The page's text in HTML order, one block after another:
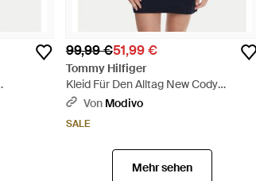
99,99 €51,99 €
Tommy Hilfiger
Kleid Für Den Alltag New Cody
Ww0Ww42721 Slim Fit - Blau
Von Modivo
SALE
Mehr sehen